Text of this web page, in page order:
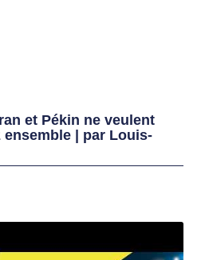
et Pékin ne veulent
| par Louis-